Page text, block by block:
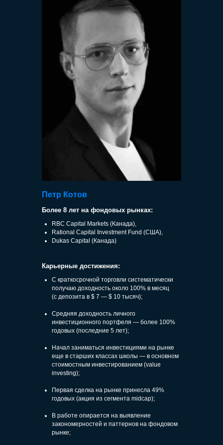
Петр Котов
Более 8 лет на фондовых рынках:
С краткосрочной торговли систематически
получаю доходность около 100% в месяц
(с депозита в $ 7 — $ 10 тысяч);
Средняя доходность личного
инвестиционного портфеля — более 100%
годовых (последние 5 лет);
Начал заниматься инвестициями на рынке
еще в старших классах школы — в основном
стоимостным инвестированием (value
investing);
Первая сделка на рынке принесла 49%
годовых (акция из сегмента midcap);
В работе опирается на выявление
закономерностей и паттернов на фондовом
рынке;
RBC Capital Markets (Канада),
Rational Capital Investment Fund (США),
Dukas Capital (Канада)
Карьерные достижения: